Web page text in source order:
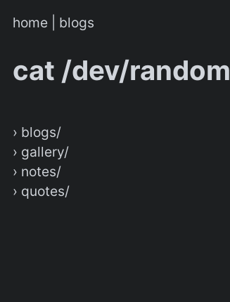
home blogs
cat /dev/random
› blogs/
› gallery/
› notes/
› quotes/